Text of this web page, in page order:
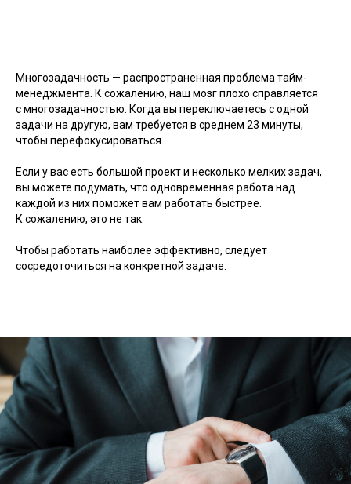
Многозадачность — распространенная проблема тайм-
менеджмента. К сожалению, наш мозг плохо справляется
с многозадачностью. Когда вы переключаетесь с одной
задачи на другую, вам требуется в среднем 23 минуты,
чтобы перефокусироваться.
Если у вас есть большой проект и несколько мелких задач,
вы можете подумать, что одновременная работа над
каждой из них поможет вам работать быстрее.
К сожалению, это не так.
Чтобы работать наиболее эффективно, следует
сосредоточиться на конкретной задаче.